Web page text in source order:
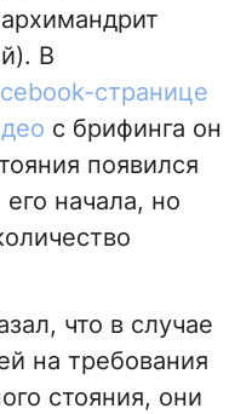
В
странице
с брифинга он
появился
начала, но
что в случае
на требования
стояния, они